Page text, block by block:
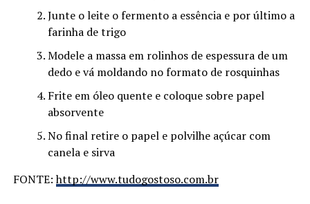
Junte o leite o fermento a essência e por último a
farinha de trigo
Modele a massa em rolinhos de espessura de um
dedo e vá moldando no formato de rosquinhas
Frite em óleo quente e coloque sobre papel
absorvente
No final retire o papel e polvilhe açúcar com
canela e sirva
FONTE:http://www.tudogostoso.com.br